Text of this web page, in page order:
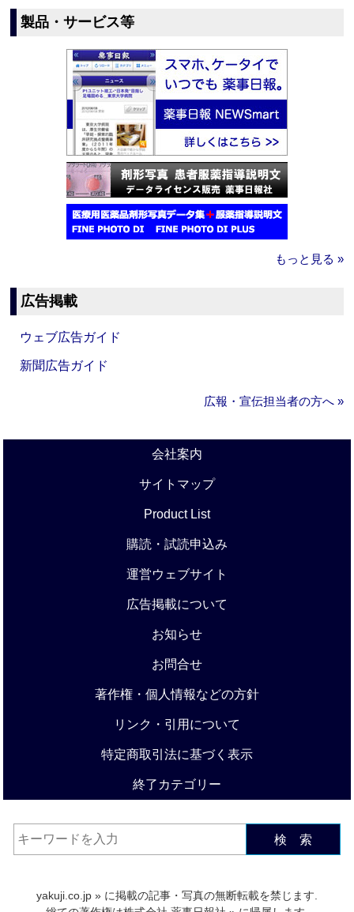
製品・サービス等
もっと見る »
広告掲載
ウェブ広告ガイド
新聞広告ガイド
広報・宣伝担当者の方へ »
会社案内
サイトマップ
Product List
購読・試読申込み
運営ウェブサイト
広告掲載について
お知らせ
お問合せ
著作権・個人情報などの方針
リンク・引用について
特定商取引法に基づく表示
終了カテゴリー
検 索
yakuji.co.jp » に掲載の記事・写真の無断転載を禁じます.